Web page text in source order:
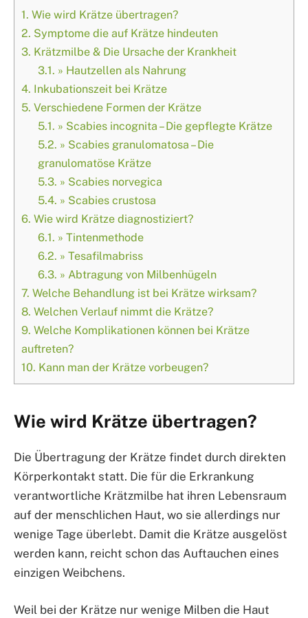
1. Wie wird Krätze übertragen?
2. Symptome die auf Krätze hindeuten
3. Krätzmilbe & Die Ursache der Krankheit
3.1. » Hautzellen als Nahrung
4. Inkubationszeit bei Krätze
5. Verschiedene Formen der Krätze
5.1. » Scabies incognita – Die gepflegte Krätze
5.2. » Scabies granulomatosa – Die
granulomatöse Krätze
5.3. » Scabies norvegica
5.4. » Scabies crustosa
6. Wie wird Krätze diagnostiziert?
6.1. » Tintenmethode
6.2. » Tesafilmabriss
6.3. » Abtragung von Milbenhügeln
7. Welche Behandlung ist bei Krätze wirksam?
8. Welchen Verlauf nimmt die Krätze?
9. Welche Komplikationen können bei Krätze
auftreten?
10. Kann man der Krätze vorbeugen?
Wie wird Krätze übertragen?
Die Übertragung der Krätze findet durch direkten
Körperkontakt statt. Die für die Erkrankung
verantwortliche Krätzmilbe hat ihren Lebensraum
auf der menschlichen Haut, wo sie allerdings nur
wenige Tage überlebt. Damit die Krätze ausgelöst
werden kann, reicht schon das Auftauchen eines
einzigen Weibchens.
Weil bei der Krätze nur wenige Milben die Haut